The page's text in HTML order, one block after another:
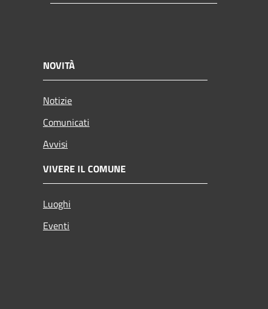
NOVITÀ
Notizie
Comunicati
Avvisi
VIVERE IL COMUNE
Luoghi
Eventi